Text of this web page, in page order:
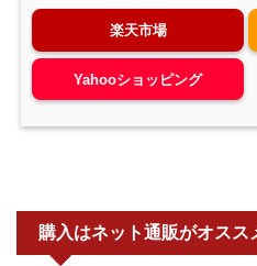
楽天市場
Yahooショッピング
購入はネット通販がオスス